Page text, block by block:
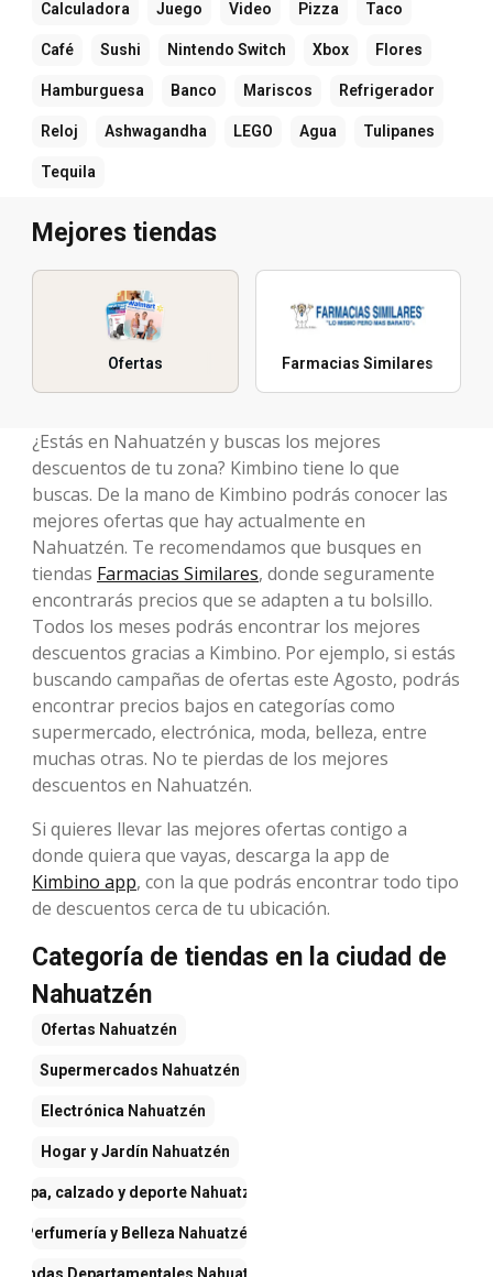
Calculadora Juego Video Pizza Taco
Café Sushi Nintendo Switch Xbox Flores
Hamburguesa Banco Mariscos Refrigerador
Reloj Ashwagandha LEGO Agua Tulipanes
Tequila
Mejores tiendas
Ofertas Farmacias Similares
¿Estás en Nahuatzén y buscas los mejores
descuentos de tu zona? Kimbino tiene lo que
buscas. De la mano de Kimbino podrás conocer las
mejores ofertas que hay actualmente en
Nahuatzén. Te recomendamos que busques en
tiendas Farmacias Similares, donde seguramente
encontrarás precios que se adapten a tu bolsillo.
Todos los meses podrás encontrar los mejores
descuentos gracias a Kimbino. Por ejemplo, si estás
buscando campañas de ofertas este Agosto, podrás
encontrar precios bajos en categorías como
supermercado, electrónica, moda, belleza, entre
muchas otras. No te pierdas de los mejores
descuentos en Nahuatzén.
Si quieres llevar las mejores ofertas contigo a
donde quiera que vayas, descarga la app de
Kimbino app, con la que podrás encontrar todo tipo
de descuentos cerca de tu ubicación.
Categoría de tiendas en la ciudad de
Nahuatzén
Ofertas Nahuatzén
Supermercados Nahuatzén
Electrónica Nahuatzén
Hogar y Jardín Nahuatzén
Ropa, calzado y deporte Nahuatzén
Perfumería y Belleza Nahuatzén